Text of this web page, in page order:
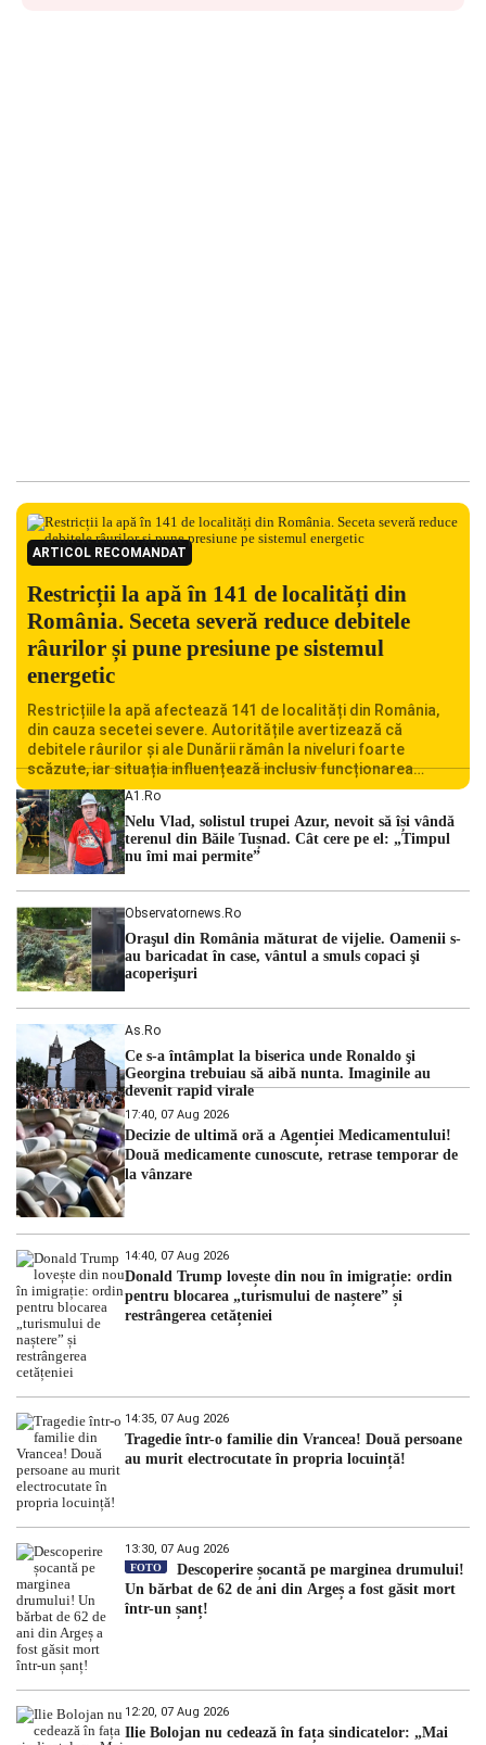
ARTICOL RECOMANDAT
Restricții la apă în 141 de localități din
România. Seceta severă reduce debitele
râurilor și pune presiune pe sistemul
energetic
Restricțiile la apă afectează 141 de localități din România,
din cauza secetei severe. Autoritățile avertizează că
debitele râurilor și ale Dunării rămân la niveluri foarte
scăzute, iar situația influențează inclusiv funcționarea
Centralei Nucleare de la Cernavodă. România se confruntă
cu una dintre cele mai dificile perioade din punct de vedere
hidrologic din ultimii ani. Lipsa […]
A1.ro
Nelu Vlad, solistul trupei Azur, nevoit să își vândă
terenul din Băile Tușnad. Cât cere pe el: „Timpul
nu îmi mai permite”
Observatornews.ro
Oraşul din România măturat de vijelie. Oamenii s-
au baricadat în case, vântul a smuls copaci şi
acoperişuri
As.ro
Ce s-a întâmplat la biserica unde Ronaldo şi
Georgina trebuiau să aibă nunta. Imaginile au
devenit rapid virale
17:40, 07 Aug 2026
Decizie de ultimă oră a Agenției Medicamentului!
Două medicamente cunoscute, retrase temporar de
la vânzare
14:40, 07 Aug 2026
Donald Trump lovește din nou în imigrație: ordin
pentru blocarea „turismului de naștere” și
restrângerea cetățeniei
14:35, 07 Aug 2026
Tragedie într-o familie din Vrancea! Două persoane
au murit electrocutate în propria locuință!
13:30, 07 Aug 2026
FOTO
Descoperire șocantă pe marginea drumului!
Un bărbat de 62 de ani din Argeș a fost găsit mort
într-un șanț!
12:20, 07 Aug 2026
Ilie Bolojan nu cedează în fața sindicatelor: „Mai